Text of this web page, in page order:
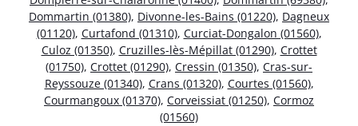
Dommartin (01380), Divonne-les-Bains (01220), Dagneux
(01120), Curtafond (01310), Curciat-Dongalon (01560),
Culoz (01350), Cruzilles-lès-Mépillat (01290), Crottet
(01750), Crottet (01290), Cressin (01350), Cras-sur-
Reyssouze (01340), Crans (01320), Courtes (01560),
Courmangoux (01370), Corveissiat (01250), Cormoz
(01560)